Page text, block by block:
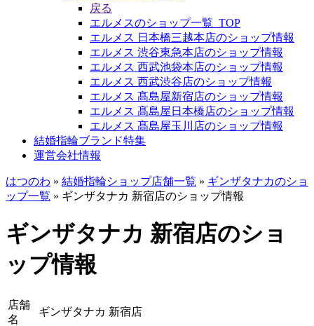
戻る
エルメスのショップ一覧_TOP
エルメス 日本橋三越本店のショップ情報
エルメス 渋谷東急本店のショップ情報
エルメス 西武池袋本店のショップ情報
エルメス 西武渋谷店のショップ情報
エルメス 髙島屋新宿店のショップ情報
エルメス 髙島屋日本橋店のショップ情報
エルメス 髙島屋玉川店のショップ情報
結婚指輪ブランド特集
運営会社情報
はつのわ » 結婚指輪ショップ店舗一覧 » ギンザタナカのショ
ップ一覧 » ギンザタナカ 新宿店のショップ情報
ギンザタナカ 新宿店のショ
ップ情報
店舗
名
ギンザタナカ 新宿店